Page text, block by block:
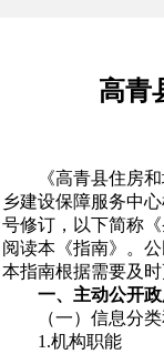
高青
《高青县住房
乡建设保障服务中
号修订，以下简称
阅读本《指南》。
本指南根据需要及时
一、主动公开
（一）信息分
1.机构职能